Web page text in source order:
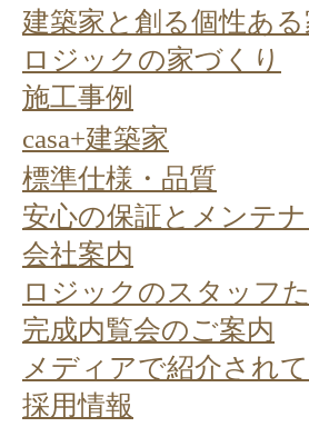
建築家と創る個性ある
ロジックの家づくり
施工事例
casa+建築家
標準仕様・品質
安心の保証とメンテ
会社案内
ロジックのスタッフ
完成内覧会のご案内
メディアで紹介され
採用情報